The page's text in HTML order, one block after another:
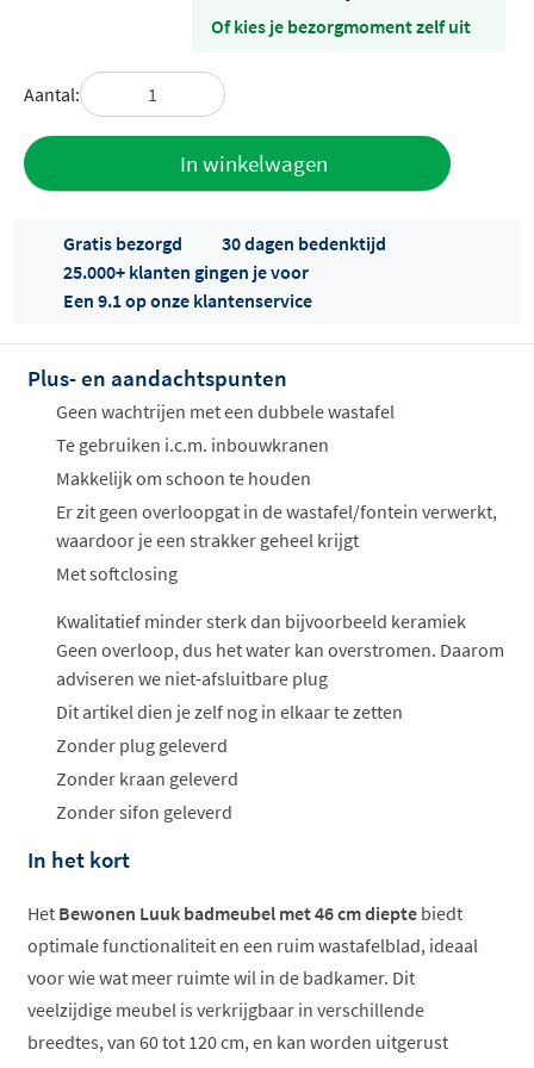
Of kies je bezorgmoment zelf uit
Aantal:
In winkelwagen
Offertes
ophalen...
Gratis bezorgd
30 dagen bedenktijd
25.000+ klanten gingen je voor
Een 9.1 op onze klantenservice
Plus- en aandachtspunten
Geen wachtrijen met een dubbele wastafel
Te gebruiken i.c.m. inbouwkranen
Makkelijk om schoon te houden
Er zit geen overloopgat in de wastafel/fontein verwerkt,
waardoor je een strakker geheel krijgt
Met softclosing
Kwalitatief minder sterk dan bijvoorbeeld keramiek
Geen overloop, dus het water kan overstromen. Daarom
adviseren we niet-afsluitbare plug
Dit artikel dien je zelf nog in elkaar te zetten
Zonder plug geleverd
Zonder kraan geleverd
Zonder sifon geleverd
In het kort
Het Bewonen Luuk badmeubel met 46 cm diepte biedt
optimale functionaliteit en een ruim wastafelblad, ideaal
voor wie wat meer ruimte wil in de badkamer. Dit
veelzijdige meubel is verkrijgbaar in verschillende
breedtes, van 60 tot 120 cm, en kan worden uitgerust